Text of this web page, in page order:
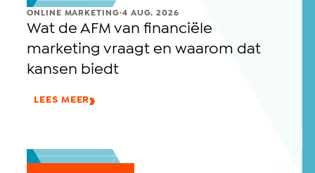
ONLINE MARKETING.4 AUG. 2026
Wat de AFM van financiële
marketing vraagt en waarom dat
kansen biedt
LEES MEER